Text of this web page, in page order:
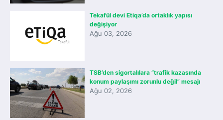
Tekafül devi Etiqa’da ortaklık yapısı
değişiyor
Ağu 03, 2026
TSB’den sigortalılara “trafik kazasında
konum paylaşımı zorunlu değil” mesajı
Ağu 02, 2026